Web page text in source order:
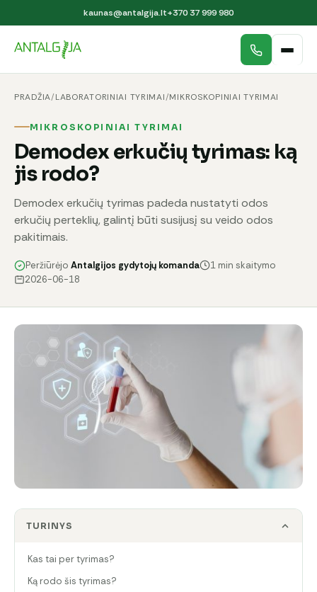
kaunas@antalgija.lt+370 37 999 980
PRADŽIA/LABORATORINIAI TYRIMAI/MIKROSKOPINIAI TYRIMAI
MIKROSKOPINIAI TYRIMAI
Demodex erkučių tyrimas: ką
jis rodo?
Demodex erkučių tyrimas padeda nustatyti odos
erkučių perteklių, galintį būti susijusį su veido odos
pakitimais.
Peržiūrėjo Antalgijos gydytojų komanda
1 min skaitymo
2026-06-18
TURINYS
Kas tai per tyrimas?
Ką rodo šis tyrimas?